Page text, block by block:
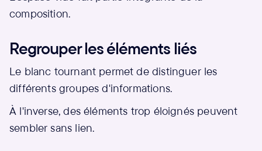
composition.
Regrouper les éléments liés
Le blanc tournant permet de distinguer les
différents groupes d'informations.
À l'inverse, des éléments trop éloignés peuvent
sembler sans lien.